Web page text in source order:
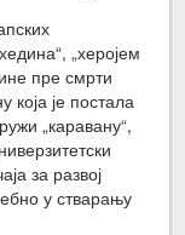
„херојем
пре смрти
која је постала
„каравану“,
за развој
у стварању